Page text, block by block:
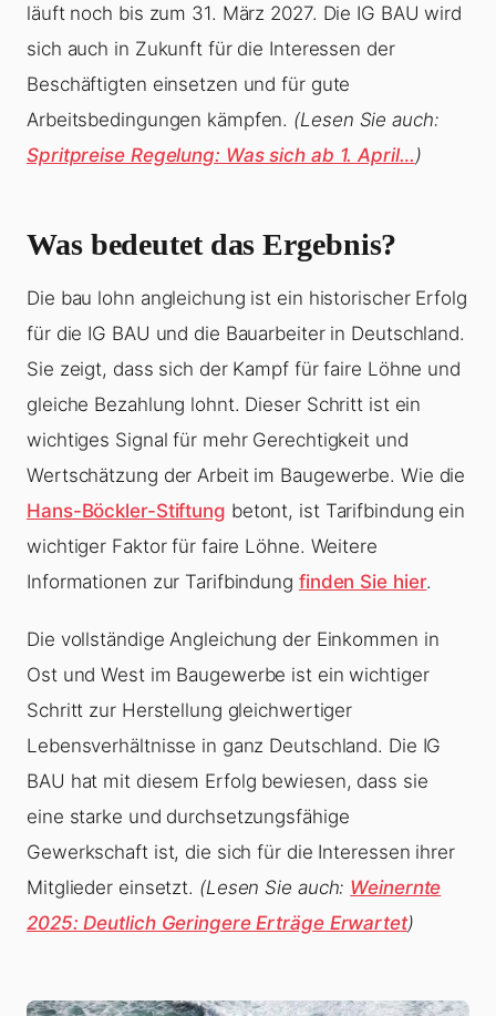
läuft noch bis zum 31. März 2027. Die IG BAU wird
sich auch in Zukunft für die Interessen der
Beschäftigten einsetzen und für gute
Arbeitsbedingungen kämpfen. (Lesen Sie auch:
Spritpreise Regelung: Was sich ab 1. April… )
Was bedeutet das Ergebnis?
Die bau lohn angleichung ist ein historischer Erfolg
für die IG BAU und die Bauarbeiter in Deutschland.
Sie zeigt, dass sich der Kampf für faire Löhne und
gleiche Bezahlung lohnt. Dieser Schritt ist ein
wichtiges Signal für mehr Gerechtigkeit und
Wertschätzung der Arbeit im Baugewerbe. Wie die
Hans-Böckler-Stiftung betont, ist Tarifbindung ein
wichtiger Faktor für faire Löhne. Weitere
Informationen zur Tarifbindung finden Sie hier.
Die vollständige Angleichung der Einkommen in
Ost und West im Baugewerbe ist ein wichtiger
Schritt zur Herstellung gleichwertiger
Lebensverhältnisse in ganz Deutschland. Die IG
BAU hat mit diesem Erfolg bewiesen, dass sie
eine starke und durchsetzungsfähige
Gewerkschaft ist, die sich für die Interessen ihrer
Mitglieder einsetzt. (Lesen Sie auch: Weinernte
2025: Deutlich Geringere Erträge Erwartet)